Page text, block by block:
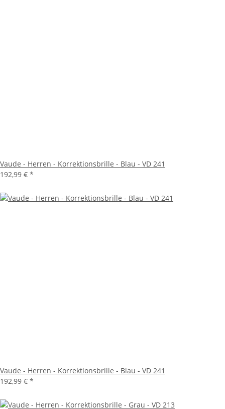
Vaude - Herren - Korrektionsbrille - Blau - VD 241
192,99 € *
Vaude - Herren - Korrektionsbrille - Blau - VD 241
192,99 € *